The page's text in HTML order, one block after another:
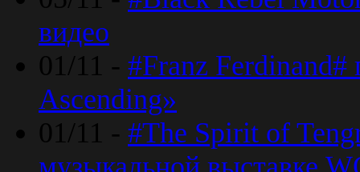
видео
01/11 - #Franz Ferdinand#
Ascending»
01/11 - #The Spirit of